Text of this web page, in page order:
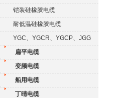
铠装硅橡胶电缆
耐低温硅橡胶电缆
YGC、YGCR、YGCP、JGG
扁平电缆
变频电缆
船用电缆
丁晴电缆